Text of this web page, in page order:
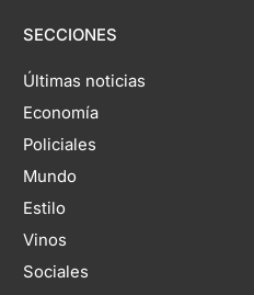
SECCIONES
Últimas noticias
Economía
Policiales
Mundo
Estilo
Vinos
Sociales